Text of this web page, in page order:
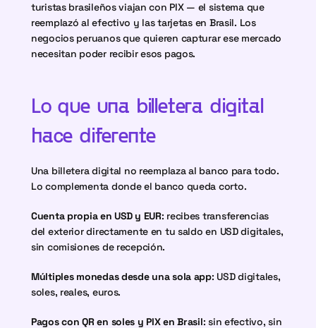
turistas brasileños viajan con PIX — el sistema que
reemplazó al efectivo y las tarjetas en Brasil. Los
negocios peruanos que quieren capturar ese mercado
necesitan poder recibir esos pagos.
Lo que una billetera digital
hace diferente
Una billetera digital no reemplaza al banco para todo.
Lo complementa donde el banco queda corto.
Cuenta propia en USD y EUR: recibes transferencias
del exterior directamente en tu saldo en USD digitales,
sin comisiones de recepción.
Múltiples monedas desde una sola app: USD digitales,
soles, reales, euros.
Pagos con QR en soles y PIX en Brasil: sin efectivo, sin